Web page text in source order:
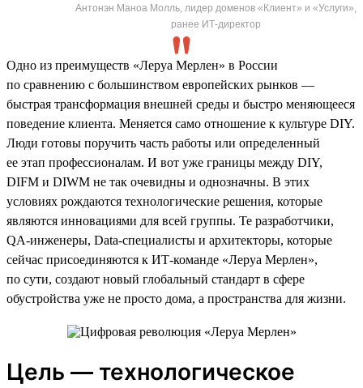
Антонэн Маноа Молль, лидер доменов «Клиент» и «Услуги»,
ранее ИТ-директор
Одно из преимуществ «Леруа Мерлен» в России
по сравнению с большинством европейских рынков —
быстрая трансформация внешней среды и быстро меняющееся
поведение клиента. Меняется само отношение к культуре DIY.
Люди готовы поручить часть работы или определенный
ее этап профессионалам. И вот уже границы между DIY,
DIFM и DIWM не так очевидны и однозначны. В этих
условиях рождаются технологические решения, которые
являются инновациями для всей группы. Те разработчики,
QA-инженеры, Data-специалисты и архитекторы, которые
сейчас присоединяются к ИТ-команде «Леруа Мерлен»,
по сути, создают новый глобальный стандарт в сфере
обустройства уже не просто дома, а пространства для жизни.
Цель — технологическое